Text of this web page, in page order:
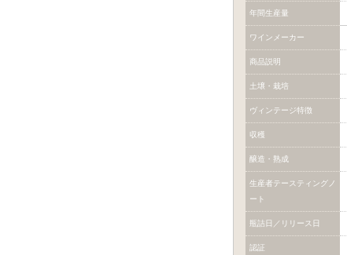
年間生産量
ワインメーカー
商品説明
土壌・栽培
ヴィンテージ特徴
収穫
醸造・熟成
生産者テースティングノ
ート
瓶詰日／リリース日
認証